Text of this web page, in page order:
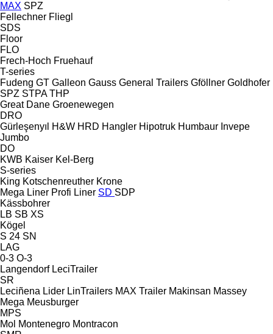
MAX SPZ
Fellechner Fliegl
SDS
Floor
FLO
Frech-Hoch Fruehauf
T-series
Fudeng GT Galleon Gauss General Trailers Gföllner Goldhofer
SPZ STPA THP
Great Dane Groenewegen
DRO
Gürleşenyıl
H&W HRD Hangler Hipotruk Humbaur Invepe
Jumbo
DO
KWB Kaiser Kel-Berg
S-series
King Kotschenreuther Krone
Mega Liner Profi Liner SD SDP
Kässbohrer
LB SB XS
Kögel
S 24 SN
LAG
0-3 O-3
Langendorf LeciTrailer
SR
Leciñena Lider LinTrailers MAX Trailer Makinsan Massey
Mega Meusburger
MPS
Mol Montenegro Montracon